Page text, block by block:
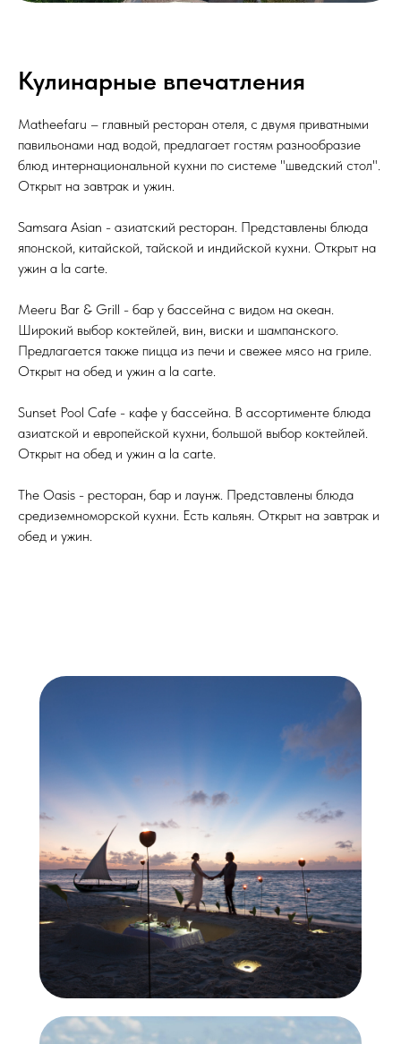
Кулинарные впечатления
Matheefaru – главный ресторан отеля, с двумя приватными
павильонами над водой, предлагает гостям разнообразие
блюд интернациональной кухни по системе "шведский стол".
Открыт на завтрак и ужин.
Samsara Asian - азиатский ресторан. Представлены блюда
японской, китайской, тайской и индийской кухни. Открыт на
ужин a la carte.
Meeru Bar & Grill - бар у бассейна с видом на океан.
Широкий выбор коктейлей, вин, виски и шампанского.
Предлагается также пицца из печи и свежее мясо на гриле.
Открыт на обед и ужин a la carte.
Sunset Pool Cafe - кафе у бассейна. В ассортименте блюда
азиатской и европейской кухни, большой выбор коктейлей.
Открыт на обед и ужин a la carte.
The Oasis - ресторан, бар и лаунж. Представлены блюда
средиземноморской кухни. Есть кальян. Открыт на завтрак и
обед и ужин.